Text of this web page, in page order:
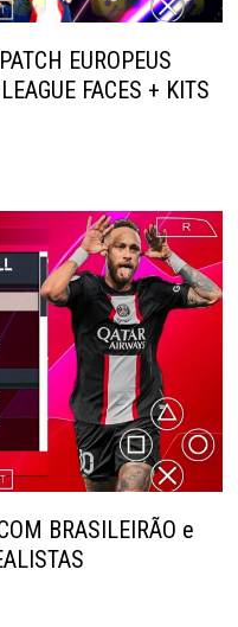
EUROPEUS
FACES + KITS
BRASILEIRÃO e